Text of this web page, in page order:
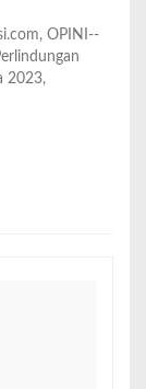
OPINI--
2023,